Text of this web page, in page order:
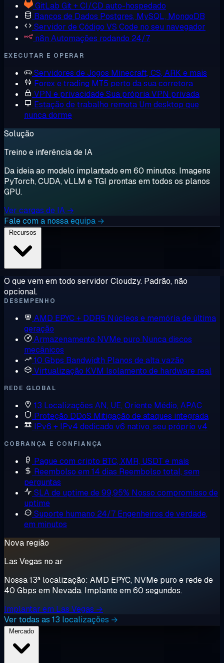
GitLab Git + CI/CD auto-hospedado
Bancos de Dados Postgres, MySQL, MongoDB
Servidor de Código VS Code no seu navegador
n8n Automações rodando 24/7
EXECUTAR E OPERAR
Servidores de Jogos Minecraft, CS, ARK e mais
Forex e trading MT5 perto da sua corretora
VPN e privacidadeSua própria VPN privada
Estação de trabalho remota Um desktop que
nunca dorme
Solução
Treino e inferência de IA
Da ideia ao modelo implantado em 60 minutos. Imagens
PyTorch, CUDA, vLLM e TGI prontas em todos os planos
GPU.
Ver cargas de IA →
Fale com a nossa equipa →
O que vem em todo servidor Cloudzy. Padrão, não
opcional.
DESEMPENHO
AMD EPYC + DDR5 Núcleos e memória de última
geração
Armazenamento NVMe puro Nunca discos
mecânicos
10 Gbps Bandwidth Planos de alta vazão
Virtualização KVM Isolamento de hardware real
REDE GLOBAL
13 Localizações AN, UE, Oriente Médio, APAC
Proteção DDoS Mitigação de ataques integrada
IPv6 + IPv4 dedicado v6 nativo, seu próprio v4
COBRANÇA E CONFIANÇA
Pague com cripto BTC, XMR, USDT e mais
Reembolso em 14 dias Reembolso total, sem
perguntas
SLA de uptime de 99,95% Nosso compromisso de
uptime
Suporte humano 24/7 Engenheiros de verdade,
em minutos
Nova região
Las Vegas no ar
Nossa 13ª localização: AMD EPYC, NVMe puro e rede de
40 Gbps em Nevada. Implante em 60 segundos.
Implantar em Las Vegas →
Ver todas as 13 localizações →